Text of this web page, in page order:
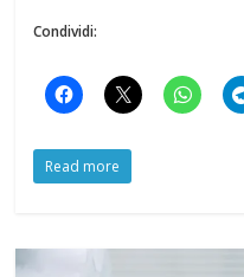
Condividi:
Read more